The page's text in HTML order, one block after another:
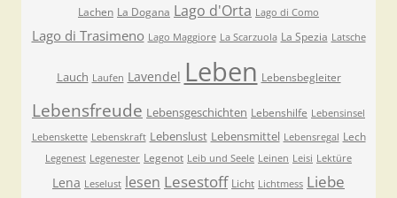
Lachen La Dogana Lago d'Orta Lago di Como
Lago di Trasimeno Lago Maggiore La Scarzuola La Spezia Latsche
Lauch Laufen Lavendel Leben Lebensbegleiter
Lebensfreude Lebensgeschichten Lebenshilfe Lebensinsel
Lebenskette Lebenskraft Lebenslust Lebensmittel Lebensregal Lech
Legenest Legenester Legenot Leib und Seele Leinen Leisi Lektüre
Lena Leselust lesen Lesestoff Licht Lichtmess Liebe